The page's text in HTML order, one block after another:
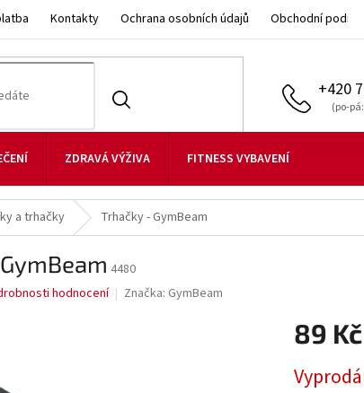
Kontakty Ochrana osobních údajů Obchodní
+420
ZDRAVÁ VÝŽIVA FITNESS VYBAVENÍ
a trhačky Trhačky - GymBeam
4480
hodnocení Značka: GymBeam
89 Kč
cena: